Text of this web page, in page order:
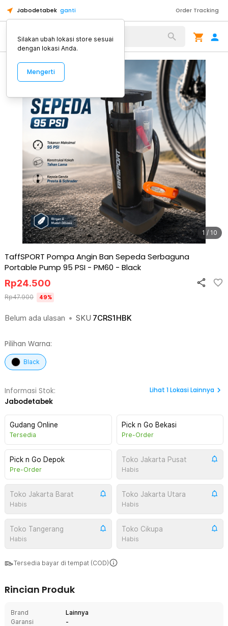
Jabodetabek ganti Order Tracking
Alat Kopi
1 / 10
TaffSPORT Pompa Angin Ban Sepeda Serbaguna
Portable Pump 95 PSI - PM60 - Black
Belum ada ulasan • SKU 7CRS1HBK
Rp24.500
Rp47.900 49%
Pilihan Warna:
Black
Informasi Stok:
Jabodetabek
Lihat 1Lokasi Lainnya
Gudang Online
Tersedia
Pick n Go Bekasi
Pre-Order
Pick n Go Depok
Pre-Order
Toko Jakarta Pusat
Habis
Toko Jakarta Barat
Habis
Toko Jakarta Utara
Habis
Toko Tangerang
Habis
Toko Cikupa
Habis
Tersedia bayar di tempat (COD)
Rincian Produk
Brand
Lainnya
Garansi
-
Silakan ubah lokasi store sesuai
dengan lokasi Anda.
Mengerti